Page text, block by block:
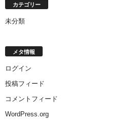
カテゴリー
未分類
メタ情報
ログイン
投稿フィード
コメントフィード
WordPress.org